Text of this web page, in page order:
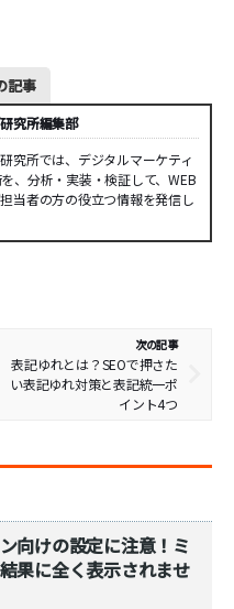
記事
究所編集部
究所では、デジタルマーケティ
、分析・実装・検証して、WEB
当者の方の役立つ情報を発信し
次の記事
表記ゆれとは？SEOで押さた
い表記ゆれ対策と表記統一ポ
イント4つ
向けの設定に注意！ミ
果に全く表示されませ